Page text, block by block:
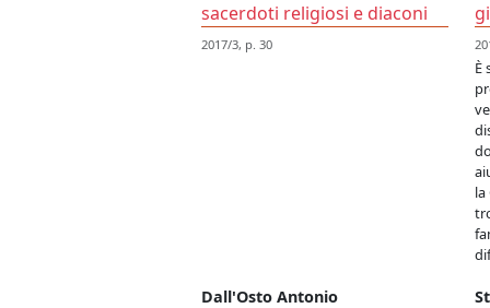
sacerdoti religiosi e diaconi
2017/3, p. 30
È
la
Dall'Osto Antonio